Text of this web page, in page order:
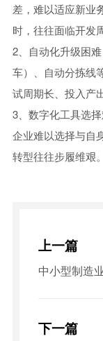
差，难以适应新业
时，往往面临开发
2、自动化升级困
车）、自动分拣线
试周期长、投入产
3、数字化工具选
企业难以选择与自
转型往往步履维艰。
上一篇
中小型制造
下一篇